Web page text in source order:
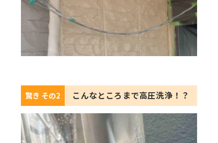
驚き その2 こんなところまで高圧洗浄！？